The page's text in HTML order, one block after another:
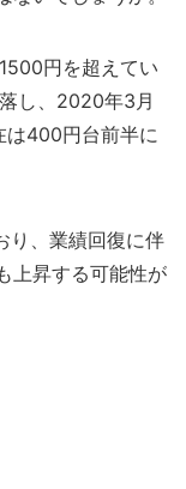
円を超えてい
し、2020年3月
は400円台前半に
り、業績回復に伴
上昇する可能性が